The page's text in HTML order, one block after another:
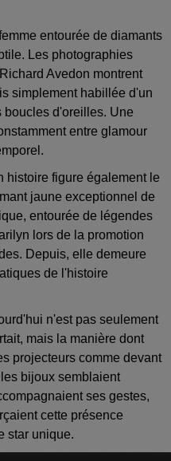
entourée de diamants
Les photographies
Avedon montrent
simplement habillée d'un
boucles d'oreilles. Une
entre glamour
histoire figure également le
jaune exceptionnel de
entourée de légendes
lors de la promotion
Depuis, elle demeure
de l'histoire
n'est pas seulement
mais la manière dont
projecteurs comme devant
bijoux semblaient
ses gestes,
cette présence
star unique.